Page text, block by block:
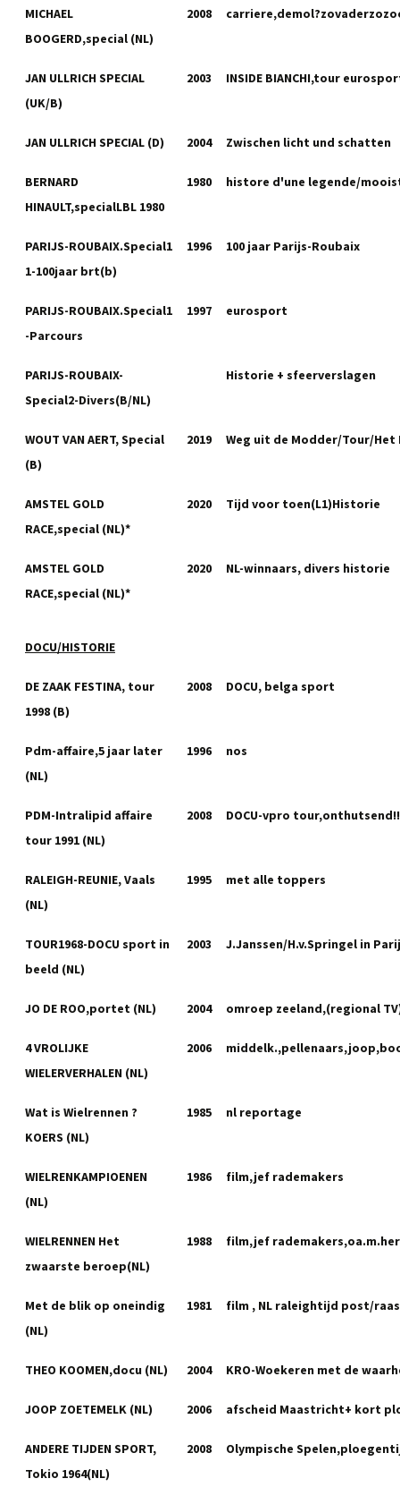
MICHAEL
BOOGERD,special (NL)
2008
JAN ULLRICH SPECIAL
(UK/B)
2003 INSIDE BIANCHI,tour
JAN ULLRICH SPECIAL (D) 2004 Zwischen licht und schatten
BERNARD
HINAULT,specialLBL 1980
1980 histore d'une legende/
PARIJS-ROUBAIX.Special1
1-100jaar brt(b)
1996 100 jaar Parijs-Roubaix
PARIJS-ROUBAIX.Special1
-Parcours
1997 eurosport
PARIJS-ROUBAIX-
Special2-Divers(B/NL)
Historie + sfeerverslagen
WOUT VAN AERT, Special
(B)
2019 Weg uit de Modder/Tour/Het
AMSTEL GOLD
RACE,special (NL)*
2020 Tijd voor toen(L1)Historie
AMSTEL GOLD
RACE,special (NL)*
2020 NL-winnaars, divers historie
DOCU/HISTORIE
DE ZAAK FESTINA, tour
1998 (B)
2008 DOCU, belga sport
Pdm-affaire,5 jaar later
(NL)
1996 nos
PDM-Intralipid affaire
tour 1991 (NL)
2008 DOCU-vpro tour,onthutsend!!
RALEIGH-REUNIE, Vaals
(NL)
1995 met alle toppers
TOUR1968-DOCU sport in
beeld (NL)
2003 J.Janssen/H.v.Springel in
JO DE ROO,portet (NL) 2004 omroep zeeland,(regional
4 VROLIJKE
WIELERVERHALEN (NL)
2006
Wat is Wielrennen ?
KOERS (NL)
1985 nl reportage
WIELRENKAMPIOENEN
(NL)
1986 film,jef rademakers
WIELRENNEN Het
zwaarste beroep(NL)
1988 film,jef
Met de blik op oneindig
(NL)
1981 film , NL raleightijd post/raas
THEO KOOMEN,docu (NL) 2004 KRO-Woekeren met de
JOOP ZOETEMELK (NL) 2006 afscheid Maastricht+ kort
ANDERE TIJDEN SPORT,
Tokio 1964(NL)
2008 Olympische